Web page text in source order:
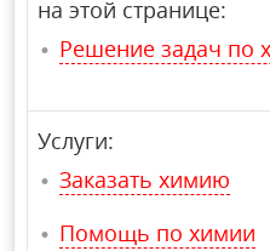
на этой странице:
Решение задач по
Услуги:
Заказать химию
Помощь по химии